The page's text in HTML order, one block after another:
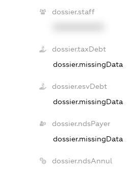
dossier.staff
dossier.taxDebt
dossier.missingData
dossier.esvDebt
dossier.missingData
dossier.ndsPayer
dossier.missingData
dossier.ndsAnnul